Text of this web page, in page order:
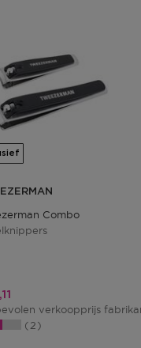
Combo
verkoopprijs
2